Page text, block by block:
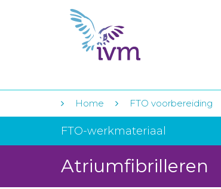
Home FTO voorbereiding
FTO-werkmateriaal
Atriumfibrilleren